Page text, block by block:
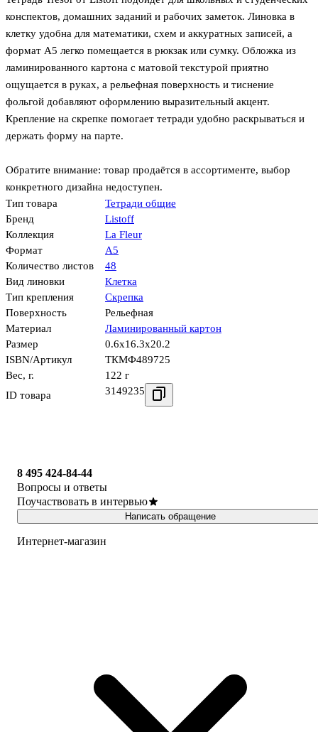
конспектов, домашних заданий и рабочих заметок. Линовка в
клетку удобна для математики, схем и аккуратных записей, а
формат А5 легко помещается в рюкзак или сумку. Обложка из
ламинированного картона с матовой текстурой приятно
ощущается в руках, а рельефная поверхность и тиснение
фольгой добавляют оформлению выразительный акцент.
Крепление на скрепке помогает тетради удобно раскрываться и
держать форму на парте.
Обратите внимание: товар продаётся в ассортименте, выбор
конкретного дизайна недоступен.
Тип товара
Тетради общие
Бренд
Listoff
Коллекция
La Fleur
Формат
А5
Количество листов
48
Вид линовки
Клетка
Тип крепления
Скрепка
Поверхность
Рельефная
Материал
Ламинированный картон
Размер
0.6x16.3x20.2
ISBN/Артикул
ТКМФ489725
Вес, г.
122 г
ID товара
3149235
8 495 424-84-44
Вопросы и ответы
Поучаствовать в интервью
Написать обращение
Интернет-магазин